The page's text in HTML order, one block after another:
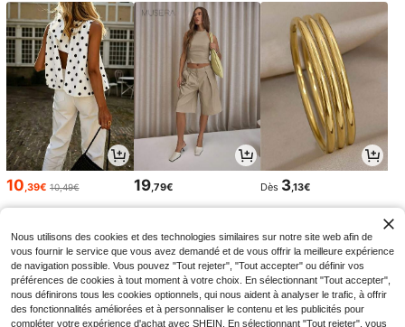
10 ,39€ 10,49€ 19,79€ Dès 3,13€
Nous utilisons des cookies et des technologies similaires sur notre site web afin de
vous fournir le service que vous avez demandé et de vous offrir la meilleure expérience
de navigation possible. Vous pouvez "Tout rejeter", "Tout accepter" ou définir vos
préférences de cookies à tout moment à votre choix. En sélectionnant "Tout accepter",
nous définirons tous les cookies optionnels, qui nous aident à analyser le trafic, à offrir
des fonctionnalités améliorées et à personnaliser le contenu et les publicités pour
compléter votre expérience d'achat avec SHEIN. En sélectionnant "Tout rejeter", vous